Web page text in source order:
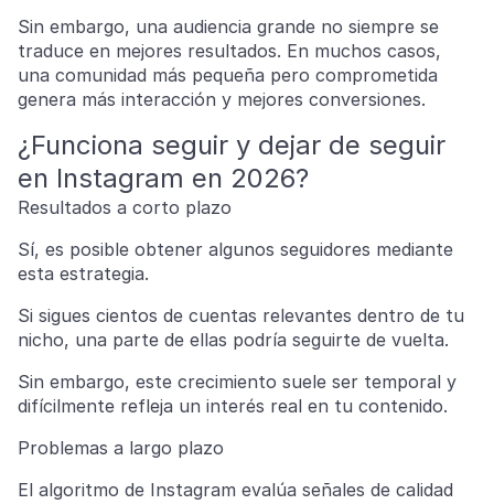
Sin embargo, una audiencia grande no siempre se
traduce en mejores resultados. En muchos casos,
una comunidad más pequeña pero comprometida
genera más interacción y mejores conversiones.
¿Funciona seguir y dejar de seguir
en Instagram en 2026?
Resultados a corto plazo
Sí, es posible obtener algunos seguidores mediante
esta estrategia.
Si sigues cientos de cuentas relevantes dentro de tu
nicho, una parte de ellas podría seguirte de vuelta.
Sin embargo, este crecimiento suele ser temporal y
difícilmente refleja un interés real en tu contenido.
Problemas a largo plazo
El algoritmo de Instagram evalúa señales de calidad